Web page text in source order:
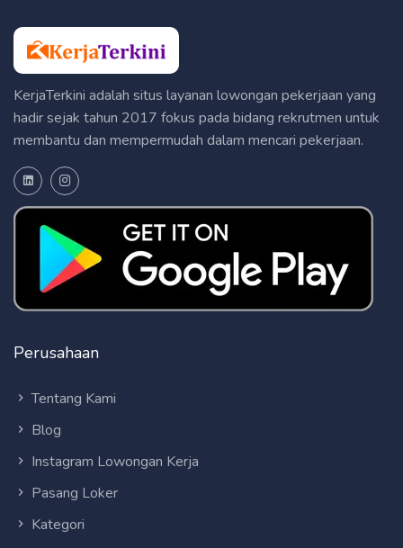
KerjaTerkini adalah situs layanan lowongan pekerjaan yang
hadir sejak tahun 2017 fokus pada bidang rekrutmen untuk
membantu dan mempermudah dalam mencari pekerjaan.
Perusahaan
Tentang Kami
Blog
Instagram Lowongan Kerja
Pasang Loker
Kategori